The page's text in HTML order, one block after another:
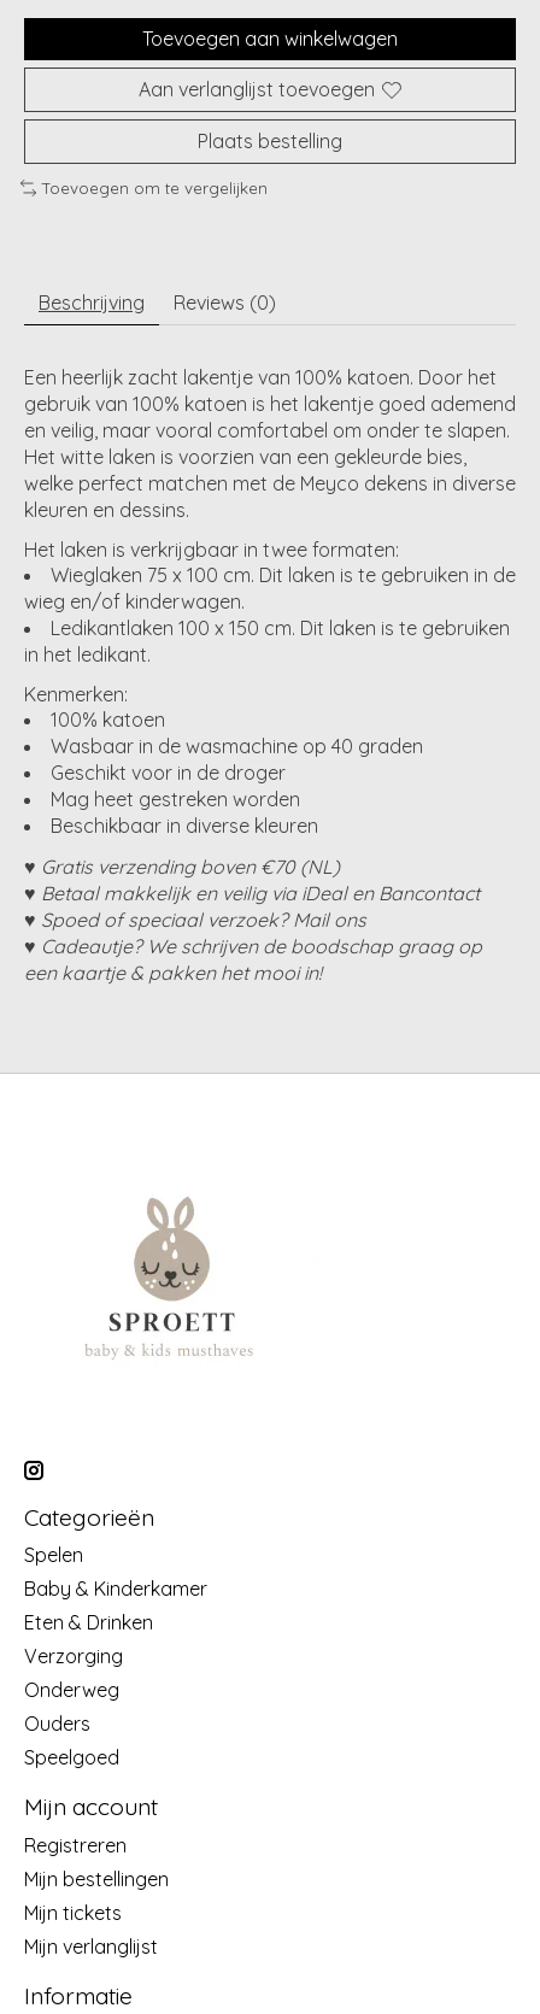
Toevoegen aan winkelwagen
Aan verlanglijst toevoegen
Plaats bestelling
Toevoegen om te vergelijken
Beschrijving Reviews (0)
Een heerlijk zacht lakentje van 100% katoen. Door het
gebruik van 100% katoen is het lakentje goed ademend
en veilig, maar vooral comfortabel om onder te slapen.
Het witte laken is voorzien van een gekleurde bies,
welke perfect matchen met de Meyco dekens in diverse
kleuren en dessins.
Het laken is verkrijgbaar in twee formaten:
Wieglaken 75 x 100 cm. Dit laken is te gebruiken in de
wieg en/of kinderwagen.
Ledikantlaken 100 x 150 cm. Dit laken is te gebruiken
in het ledikant.
Kenmerken:
100% katoen
Wasbaar in de wasmachine op 40 graden
Geschikt voor in de droger
Mag heet gestreken worden
Beschikbaar in diverse kleuren
♥ Gratis verzending boven €70 (NL)
♥ Betaal makkelijk en veilig via iDeal en Bancontact
♥ Spoed of speciaal verzoek? Mail ons
♥ Cadeautje? We schrijven de boodschap graag op
een kaartje & pakken het mooi in!
Categorieën
Spelen
Baby & Kinderkamer
Eten & Drinken
Verzorging
Onderweg
Ouders
Speelgoed
Mijn account
Registreren
Mijn bestellingen
Mijn tickets
Mijn verlanglijst
Informatie